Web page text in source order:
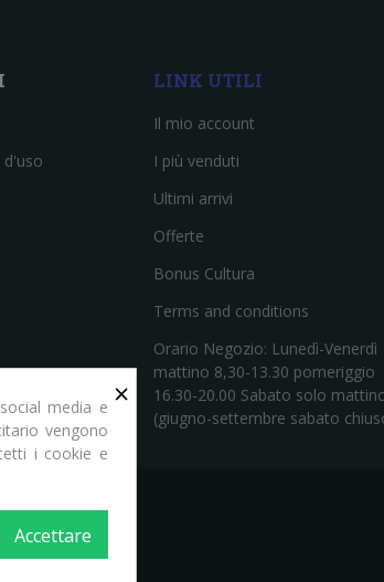
d'uso
LINK UTILI
Il mio account
I più venduti
Ultimi arrivi
Offerte
Bonus Cultura
Terms and conditions
Orario Negozio: Lunedì-Venerdì
mattino 8,30-13.30 pomeriggio
16.30-20.00 Sabato solo
(giugno-settembre sabato
×
media e
vengono
i cookie e
Accettare